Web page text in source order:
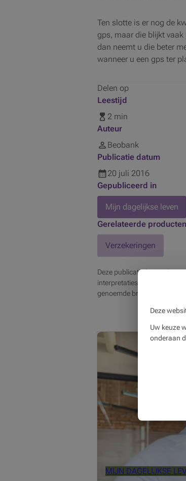
Ten slotte is er nog de
gps, maar die blijkt vaak
dan neemt u die beter
wanneer u een gps ter
Delen op
Leestijd
2 min
Auteur
Beobank
Publicatie datum
20 juli 2016
Gepubliceerd in
Mijn dagelijkse leven
Gerelateerde producten
Verzekeringen
Deze publicatie bevat
interpretaties, afhankelijk
genoemde bronnen.
MIJN DAGELIJKSE
Uw Beobank-adviseur
Deze
Uw keuze
onderaan